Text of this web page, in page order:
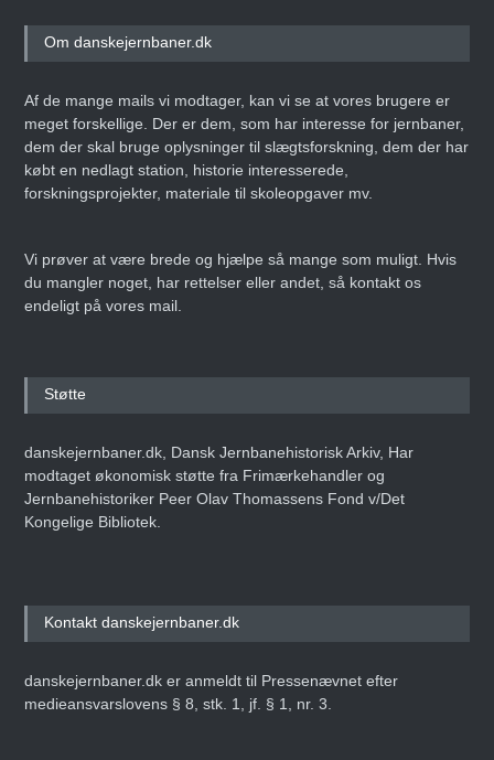
Om danskejernbaner.dk
Af de mange mails vi modtager, kan vi se at vores brugere er
meget forskellige. Der er dem, som har interesse for jernbaner,
dem der skal bruge oplysninger til slægtsforskning, dem der har
købt en nedlagt station, historie interesserede,
forskningsprojekter, materiale til skoleopgaver mv.
Vi prøver at være brede og hjælpe så mange som muligt. Hvis
du mangler noget, har rettelser eller andet, så kontakt os
endeligt på vores mail.
Støtte
danskejernbaner.dk, Dansk Jernbanehistorisk Arkiv, Har
modtaget økonomisk støtte fra Frimærkehandler og
Jernbanehistoriker Peer Olav Thomassens Fond v/Det
Kongelige Bibliotek.
Kontakt danskejernbaner.dk
danskejernbaner.dk er anmeldt til Pressenævnet efter
medieansvarslovens § 8, stk. 1, jf. § 1, nr. 3.